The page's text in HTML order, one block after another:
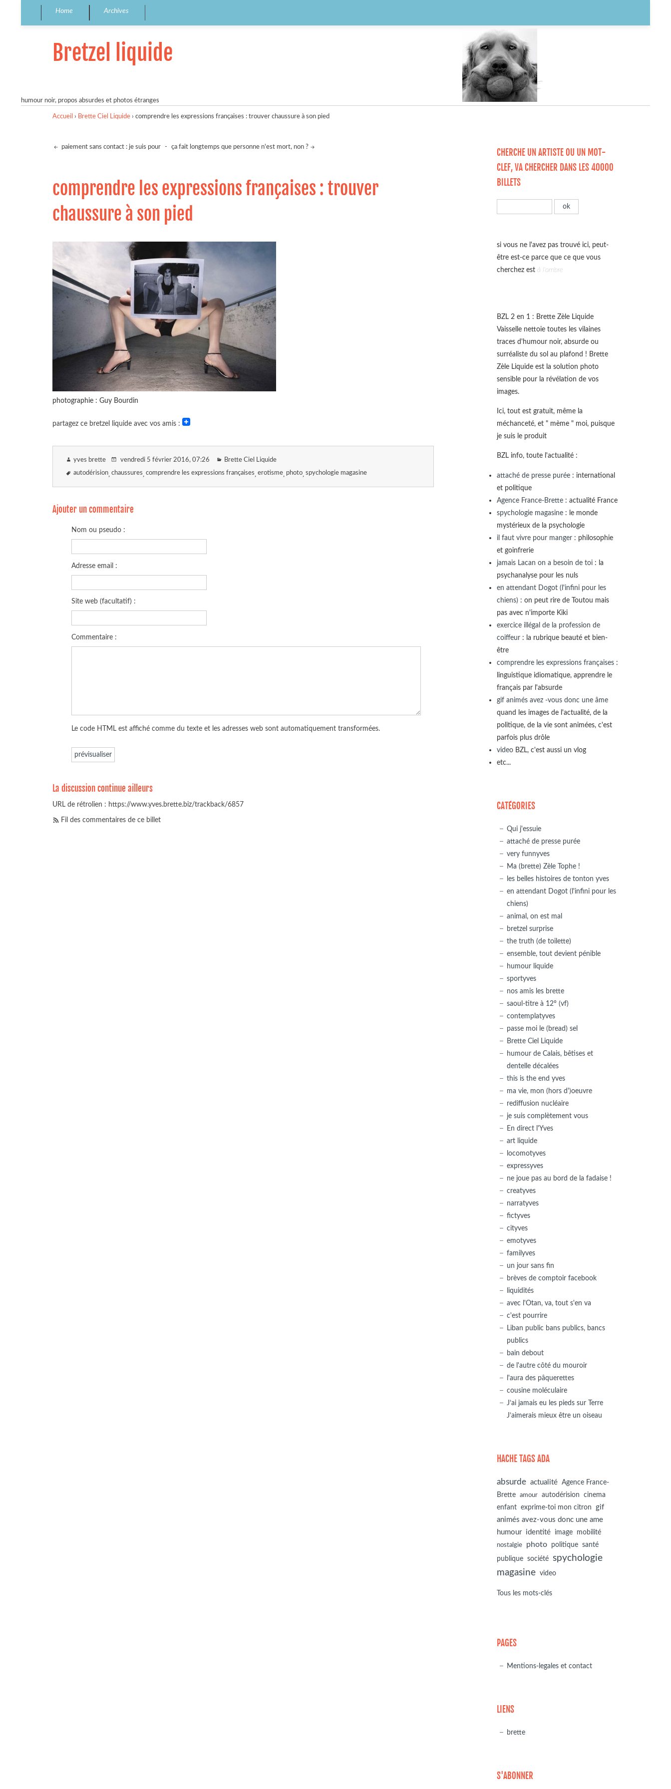
Home Archives
Bretzel liquide
humour noir, propos absurdes et photos étranges
Accueil › Brette Ciel Liquide › comprendre les expressions françaises : trouver chaussure à son pied
paiement sans contact : je suis pour - ça fait longtemps que personne n'est mort, non ?
comprendre les expressions françaises : trouver
chaussure à son pied
photographie : Guy Bourdin
partagez ce bretzel liquide avec vos amis :
yves brette vendredi 5 février 2016, 07:26 Brette Ciel Liquide
autodérision chaussures comprendre les expressions françaises erotisme photo spychologie magasine
Ajouter un commentaire
Nom ou pseudo :
Adresse email :
Site web (facultatif) :
Commentaire :
Le code HTML est affiché comme du texte et les adresses web sont automatiquement transformées.
La discussion continue ailleurs
URL de rétrolien : https://www.yves.brette.biz/trackback/6857
Fil des commentaires de ce billet
CHERCHE UN ARTISTE OU UN MOT-
CLEF, VA CHERCHER DANS LES 40000
BILLETS
si vous ne l'avez pas trouvé ici, peut-
être est-ce parce que ce que vous
cherchez està l'ombre
BZL 2 en 1 : Brette Zèle Liquide
Vaisselle nettoie toutes les vilaines
traces d'humour noir, absurde ou
surréaliste du sol au plafond ! Brette
Zèle Liquide est la solution photo
sensible pour la révélation de vos
images.
Ici, tout est gratuit, même la
méchanceté, et " mème " moi, puisque
je suis le produit
BZL info, toute l'actualité :
attaché de presse purée : international
et politique
Agence France-Brette : actualité France
spychologie magasine : le monde
mystérieux de la psychologie
il faut vivre pour manger : philosophie
et goinfrerie
jamais Lacan on a besoin de toi : la
psychanalyse pour les nuls
en attendant Dogot (l'infini pour les
chiens) : on peut rire de Toutou mais
pas avec n'importe Kiki
exercice illégal de la profession de
coiffeur : la rubrique beauté et bien-
être
comprendre les expressions françaises :
linguistique idiomatique, apprendre le
français par l'absurde
gif animés avez -vous donc une âme
quand les images de l'actualité, de la
politique, de la vie sont animées, c'est
parfois plus drôle
video BZL, c'est aussi un vlog
etc...
CATÉGORIES
Qui j'essuie
attaché de presse purée
very funnyves
Ma (brette) Zèle Tophe !
les belles histoires de tonton yves
en attendant Dogot (l'infini pour les
chiens)
animal, on est mal
bretzel surprise
the truth (de toilette)
ensemble, tout devient pénible
humour liquide
sportyves
nos amis les brette
saoul-titre à 12° (vf)
contemplatyves
passe moi le (bread) sel
Brette Ciel Liquide
humour de Calais, bêtises et
dentelle décalées
this is the end yves
ma vie, mon (hors d')oeuvre
rediffusion nucléaire
je suis complètement vous
En direct l'Yves
art liquide
locomotyves
expressyves
ne joue pas au bord de la fadaise !
creatyves
narratyves
fictyves
cityves
emotyves
familyves
un jour sans fin
brèves de comptoir facebook
liquidités
avec l'Otan, va, tout s'en va
c'est pourrire
Liban public bans publics, bancs
publics
bain debout
de l'autre côté du mouroir
l'aura des pâquerettes
cousine moléculaire
J’ai jamais eu les pieds sur Terre
J’aimerais mieux être un oiseau
HACHE TAGS ADA
absurde actualité Agence France-
Brette
amour autodérision
cinema
enfant exprime-toi mon citron
gif
animés avez-vous donc une ame
humour identité image mobilité
nostalgie photo politique santé
publique société spychologie
magasine video
Tous les mots-clés
PAGES
Mentions-legales et contact
LIENS
brette
S'ABONNER